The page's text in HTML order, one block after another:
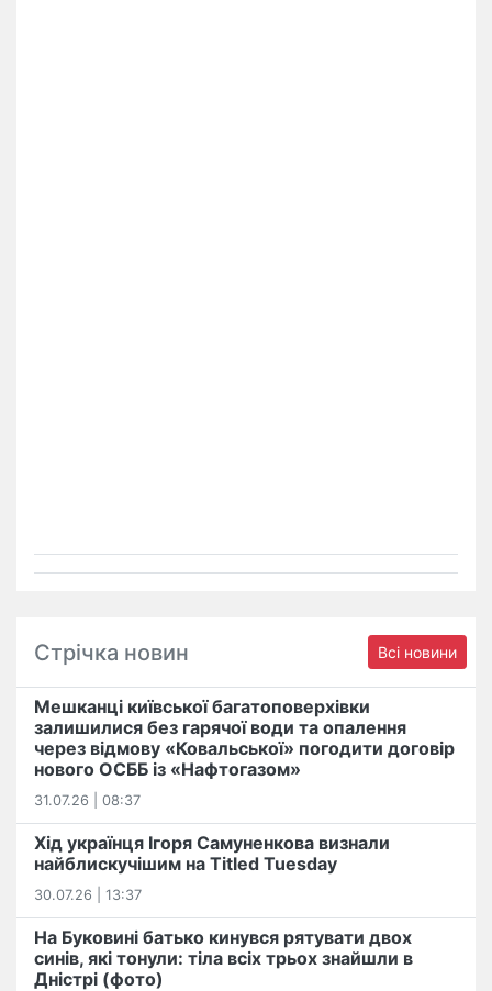
Стрічка новин Всі новини
Мешканці київської багатоповерхівки
залишилися без гарячої води та опалення
через відмову «Ковальської» погодити договір
нового ОСББ із «Нафтогазом»
31.07.26 | 08:37
Хід українця Ігоря Самуненкова визнали
найблискучішим на Titled Tuesday
30.07.26 | 13:37
На Буковині батько кинувся рятувати двох
синів, які тонули: тіла всіх трьох знайшли в
Дністрі (фото)